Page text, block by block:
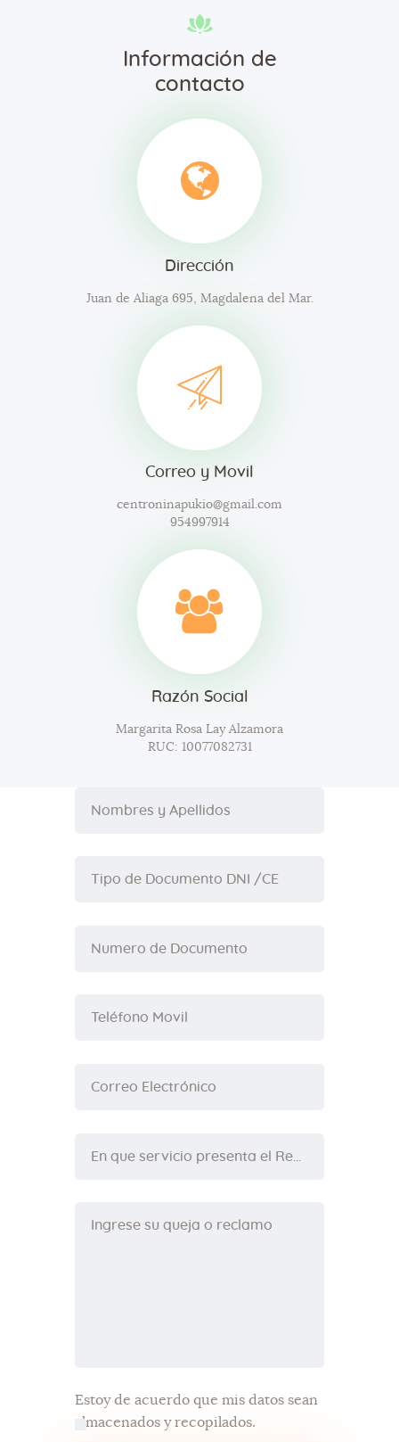
Información de
contacto
Dirección
Juan de Aliaga 695, Magdalena del Mar.
Correo y Movil
centroninapukio@gmail.com
954997914
Razón Social
Margarita Rosa Lay Alzamora
RUC: 10077082731
Estoy de acuerdo que mis datos sean
almacenados y recopilados.